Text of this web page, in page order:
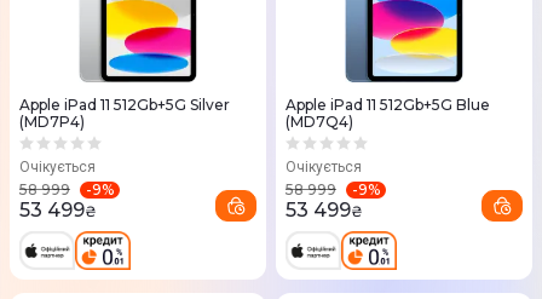
Apple iPad 11 512Gb+5G Silver
(MD7P4)
Очікується
58 999 -9%
53 499₴
Apple iPad 11 512Gb+5G Blue
(MD7Q4)
Очікується
58 999 -9%
53 499₴